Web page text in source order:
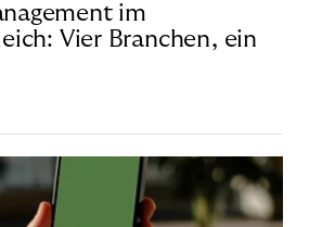
im
Vier Branchen, ein